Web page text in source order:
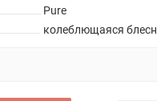
Pure
колеблющаяся